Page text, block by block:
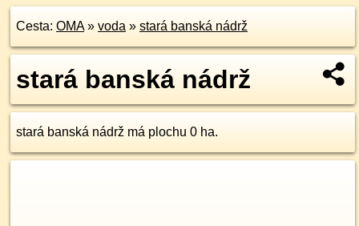
Cesta: OMA» voda » stará banská nádrž
stará banská nádrž
stará banská nádrž má plochu 0 ha.